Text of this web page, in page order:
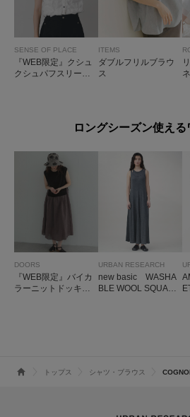
SENSE OF PLACE
『WEB限定』クシュ
クシュパフスリーブ
ITEMS
ダブルフリルブラウ
ス
ロングシーズン使える
DOORS
『WEB限定』バイカ
ラーニットドッキン
URBAN RESEARCH
new basic WASHA
BLE WOOL SQUARE
トップス シャツ・ブラウス